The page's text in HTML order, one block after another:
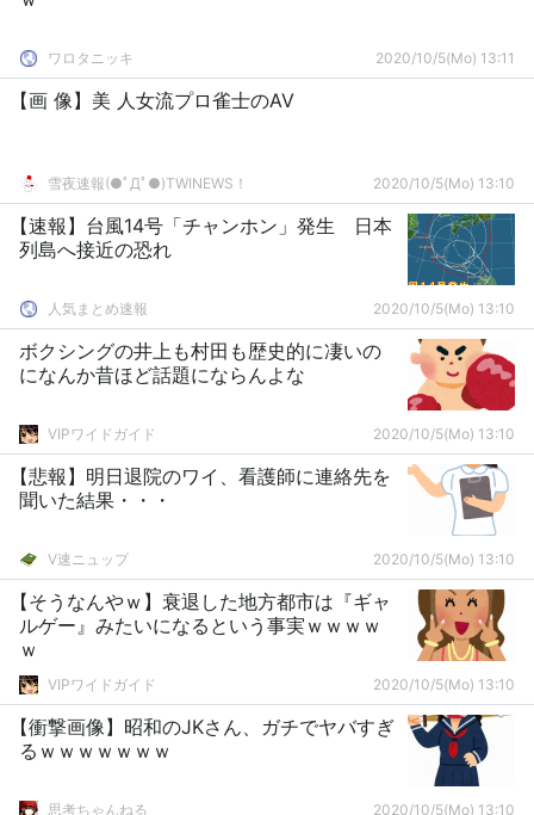
ワロタニッキ 2020/10/5(Mo) 13:11
【画 像】美 人女流プロ雀士のAV
雪夜速報(●ﾟДﾟ●)TWINEWS！ 2020/10/5(Mo) 13:10
【速報】台風14号「チャンホン」発生 日本
列島へ接近の恐れ
人気まとめ速報 2020/10/5(Mo) 13:10
ボクシングの井上も村田も歴史的に凄いの
になんか昔ほど話題にならんよな
VIPワイドガイド 2020/10/5(Mo) 13:10
【悲報】明日退院のワイ、看護師に連絡先を
聞いた結果・・・
V速ニュップ 2020/10/5(Mo) 13:10
【そうなんやｗ】衰退した地方都市は『ギャ
ルゲー』みたいになるという事実ｗｗｗｗ
ｗ
VIPワイドガイド 2020/10/5(Mo) 13:10
【衝撃画像】昭和のJKさん、ガチでヤバすぎ
るｗｗｗｗｗｗｗ
思考ちゃんねる 2020/10/5(Mo) 13:10